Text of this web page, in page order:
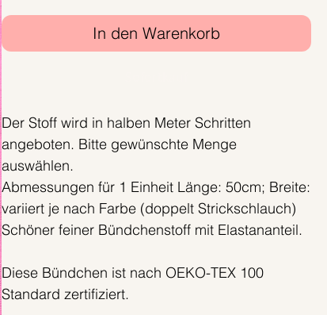
In den Warenkorb
Der Stoff wird in halben Meter Schritten
angeboten. Bitte gewünschte Menge
auswählen.
Abmessungen für 1 Einheit Länge: 50cm; Breite:
variiert je nach Farbe (doppelt Strickschlauch)
Schöner feiner Bündchenstoff mit Elastananteil.
Diese Bündchen ist nach OEKO-TEX 100
Standard zertifiziert.